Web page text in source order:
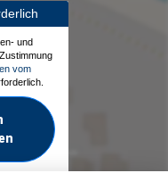
und
vom